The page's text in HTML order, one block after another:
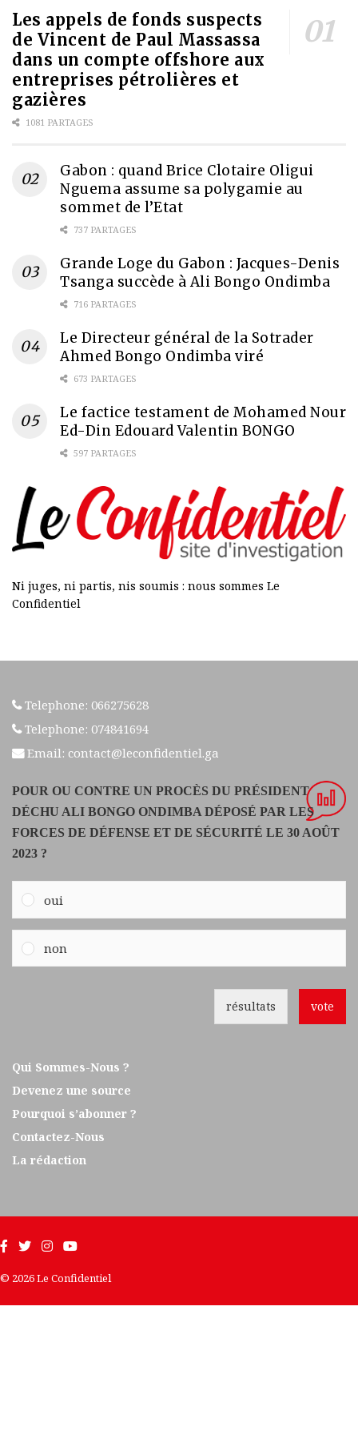
Les appels de fonds suspects
de Vincent de Paul Massassa
dans un compte offshore aux
entreprises pétrolières et
gazières
1081 PARTAGES
Gabon : quand Brice Clotaire Oligui
Nguema assume sa polygamie au
sommet de l’Etat
737 PARTAGES
Grande Loge du Gabon : Jacques-Denis
Tsanga succède à Ali Bongo Ondimba
716 PARTAGES
Le Directeur général de la Sotrader
Ahmed Bongo Ondimba viré
673 PARTAGES
Le factice testament de Mohamed Nour
Ed-Din Edouard Valentin BONGO
597 PARTAGES
Ni juges, ni partis, nis soumis : nous sommes Le
Confidentiel
Telephone: 066275628
Telephone: 074841694
Email: contact@leconfidentiel.ga
POUR OU CONTRE UN PROCÈS DU PRÉSIDENT
DÉCHU ALI BONGO ONDIMBA DÉPOSÉ PAR LES
FORCES DE DÉFENSE ET DE SÉCURITÉ LE 30 AOÛT
2023 ?
oui
non
résultats vote
Qui Sommes-Nous ?
Devenez une source
Pourquoi s’abonner ?
Contactez-Nous
La rédaction
© 2026 Le Confidentiel